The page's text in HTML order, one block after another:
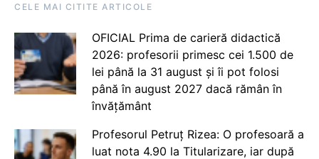
CELE MAI CITITE ARTICOLE
OFICIAL Prima de carieră didactică
2026: profesorii primesc cei 1.500 de
lei până la 31 august și îi pot folosi
până în august 2027 dacă rămân în
învățământ
Profesorul Petruț Rizea: O profesoară a
luat nota 4.90 la Titularizare, iar după